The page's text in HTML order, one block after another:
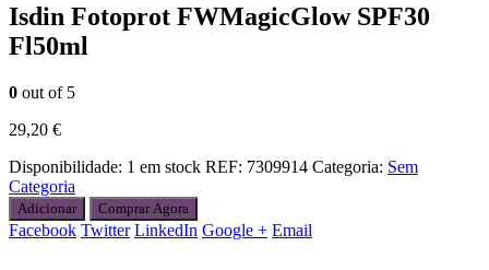
Isdin Fotoprot FWMagicGlow SPF30
Fl50ml
0 out of 5
29,20 €
Disponibilidade: 1 em stock REF: 7309914 Categoria: Sem
Categoria
Adicionar Comprar Agora
Facebook Twitter LinkedIn Google + Email